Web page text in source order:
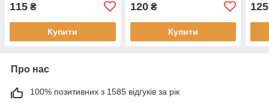
115 ₴
Купити
120₴
Купити
125
Про нас
100% позитивних з 1585 відгуків за рік